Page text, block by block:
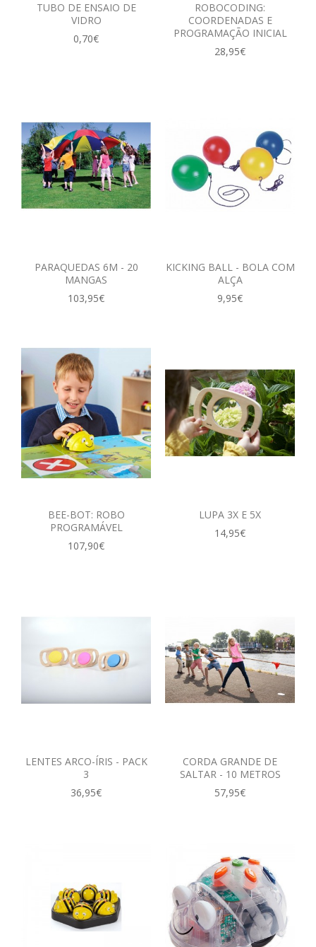
TUBO DE ENSAIO DE
VIDRO
0,70€
ROBOCODING:
COORDENADAS E
PROGRAMAÇÃO INICIAL
28,95€
PARAQUEDAS 6M - 20
MANGAS
103,95€
KICKING BALL - BOLA COM
ALÇA
9,95€
BEE-BOT: ROBO
PROGRAMÁVEL
107,90€
LUPA 3X E 5X
14,95€
LENTES ARCO-ÍRIS - PACK
3
36,95€
CORDA GRANDE DE
SALTAR - 10 METROS
57,95€